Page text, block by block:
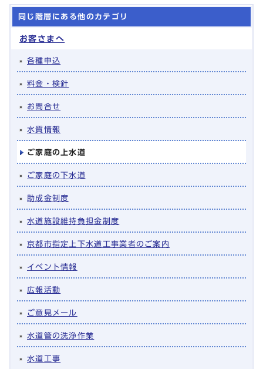
同じ階層にある他のカテゴリ
お客さまへ
各種申込
料金・検針
お問合せ
水質情報
ご家庭の上水道
ご家庭の下水道
助成金制度
水道施設維持負担金制度
京都市指定上下水道工事業者のご案内
イベント情報
広報活動
ご意見メール
水道管の洗浄作業
水道工事